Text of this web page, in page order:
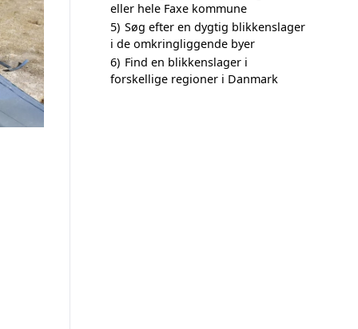
eller hele Faxe kommune
5) Søg efter en dygtig blikkenslager
i de omkringliggende byer
6) Find en blikkenslager i
forskellige regioner i Danmark